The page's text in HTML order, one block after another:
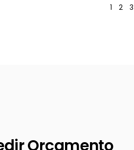
1 2 3
Orçamento